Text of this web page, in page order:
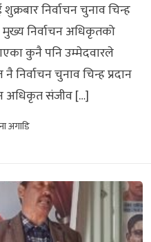
निर्वाचन चुनाव चिन्ह
मुख्य निर्वाचन अधिकृतको
कुनै पनि उम्मेदवारले
निर्वाचन चुनाव चिन्ह प्रदान
अधिकृत संजीव […]
अगाडि